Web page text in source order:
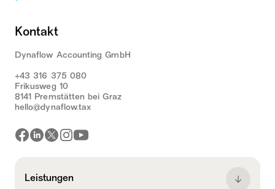
Kontakt
Dynaflow Accounting GmbH
+43 316 375 080
Frikusweg 10
8141 Premstätten bei Graz
hello@dynaflow.tax
Leistungen